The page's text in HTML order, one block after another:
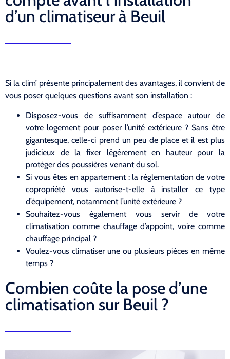
d’un climatiseur à Beuil
Si la clim’ présente principalement des avantages, il convient de
vous poser quelques questions avant son installation :
Disposez-vous de suffisamment d’espace autour de
votre logement pour poser l’unité extérieure ? Sans être
gigantesque, celle-ci prend un peu de place et il est plus
judicieux de la fixer légèrement en hauteur pour la
protéger des poussières venant du sol.
Si vous êtes en appartement : la réglementation de votre
copropriété vous autorise-t-elle à installer ce type
d’équipement, notamment l’unité extérieure ?
Souhaitez-vous également vous servir de votre
climatisation comme chauffage d’appoint, voire comme
chauffage principal ?
Voulez-vous climatiser une ou plusieurs pièces en même
temps ?
Combien coûte la pose d’une
climatisation sur Beuil ?